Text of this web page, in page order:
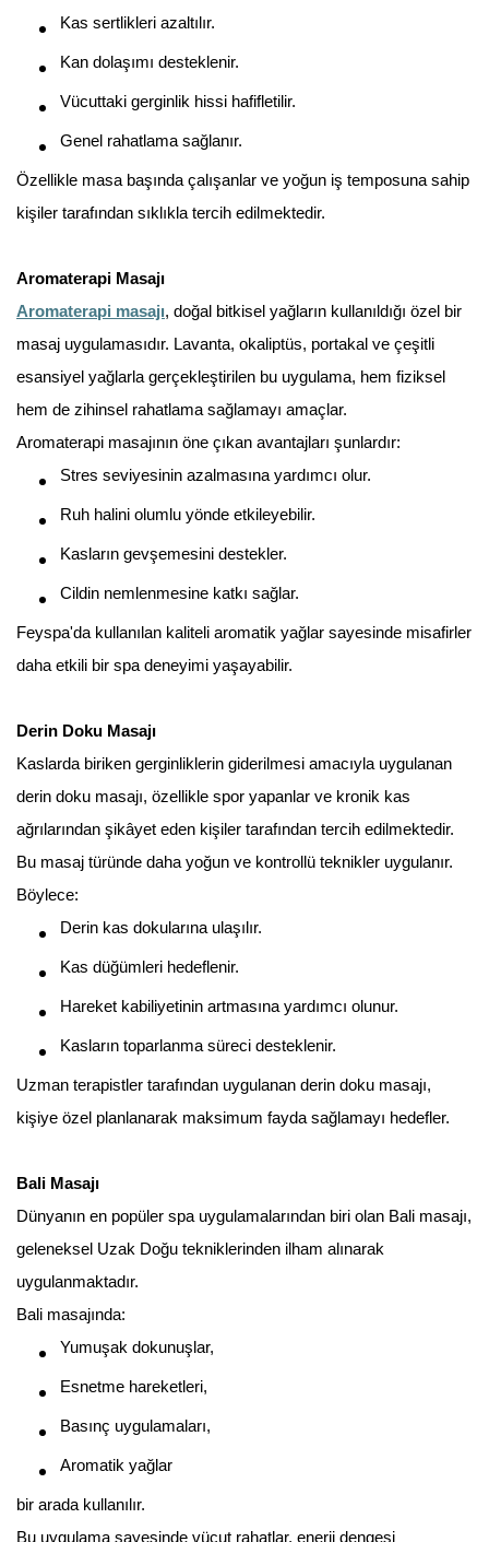
Kas sertlikleri azaltılır.
Kan dolaşımı desteklenir.
Vücuttaki gerginlik hissi hafifletilir.
Genel rahatlama sağlanır.
Özellikle masa başında çalışanlar ve yoğun iş temposuna sahip
kişiler tarafından sıklıkla tercih edilmektedir.
Aromaterapi Masajı
Aromaterapi masajı, doğal bitkisel yağların kullanıldığı özel bir
masaj uygulamasıdır. Lavanta, okaliptüs, portakal ve çeşitli
esansiyel yağlarla gerçekleştirilen bu uygulama, hem fiziksel
hem de zihinsel rahatlama sağlamayı amaçlar.
Aromaterapi masajının öne çıkan avantajları şunlardır:
Stres seviyesinin azalmasına yardımcı olur.
Ruh halini olumlu yönde etkileyebilir.
Kasların gevşemesini destekler.
Cildin nemlenmesine katkı sağlar.
Feyspa'da kullanılan kaliteli aromatik yağlar sayesinde misafirler
daha etkili bir spa deneyimi yaşayabilir.
Derin Doku Masajı
Kaslarda biriken gerginliklerin giderilmesi amacıyla uygulanan
derin doku masajı, özellikle spor yapanlar ve kronik kas
ağrılarından şikâyet eden kişiler tarafından tercih edilmektedir.
Bu masaj türünde daha yoğun ve kontrollü teknikler uygulanır.
Böylece:
Derin kas dokularına ulaşılır.
Kas düğümleri hedeflenir.
Hareket kabiliyetinin artmasına yardımcı olunur.
Kasların toparlanma süreci desteklenir.
Uzman terapistler tarafından uygulanan derin doku masajı,
kişiye özel planlanarak maksimum fayda sağlamayı hedefler.
Bali Masajı
Dünyanın en popüler spa uygulamalarından biri olan Bali masajı,
geleneksel Uzak Doğu tekniklerinden ilham alınarak
uygulanmaktadır.
Bali masajında:
Yumuşak dokunuşlar,
Esnetme hareketleri,
Basınç uygulamaları,
Aromatik yağlar
bir arada kullanılır.
Bu uygulama sayesinde vücut rahatlar, enerji dengesi